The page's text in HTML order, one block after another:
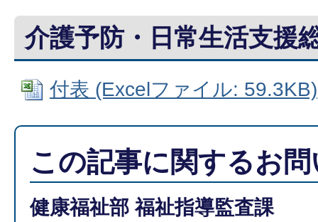
介護予防・日常生活支援
付表 (Excelファイル: 59.3KB)
この記事に関するお
健康福祉部 福祉指導監査課